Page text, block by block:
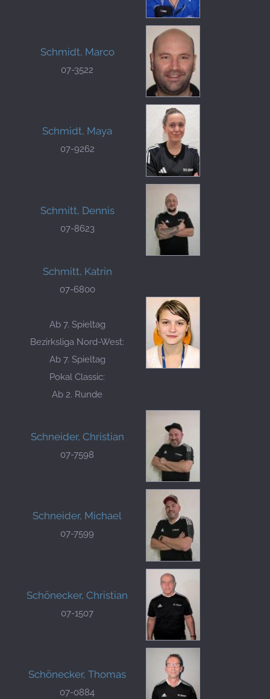
Schmidt, Marco
07-3522
Schmidt, Maya
07-9262
Schmitt, Dennis
07-8623
Schmitt, Katrin
07-6800
Ab 7. Spieltag
Bezirksliga Nord-West:
Ab 7. Spieltag
Pokal Classic:
Ab 2. Runde
Schneider, Christian
07-7598
Schneider, Michael
07-7599
Schönecker, Christian
07-1507
Schönecker, Thomas
07-0884